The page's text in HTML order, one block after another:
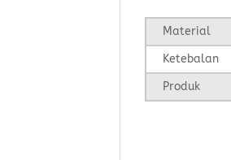
Material
Ketebalan
Produk